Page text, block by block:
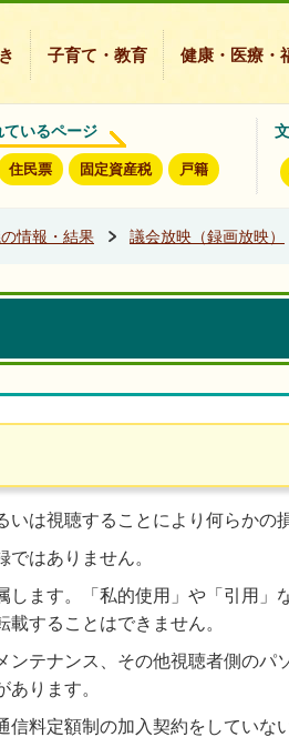
子育て・教育 健康・医療・
ているページ
住民票 固定資産税 戸籍
情報・結果 議会放映（録画放映）
は視聴することにより何らかの
はありません。
ます。「私的使用」や「引用」
することはできません。
テナンス、その他視聴者側のパ
ります。
信料定額制の加入契約をしてい